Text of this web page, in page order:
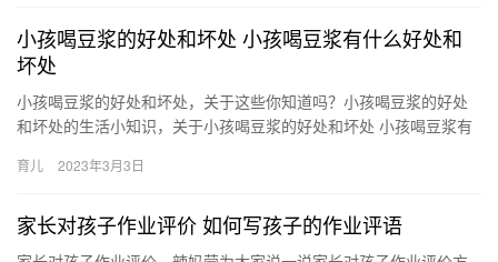
小孩喝豆浆的好处和坏处 小孩喝豆浆有什么好处和
坏处
小孩喝豆浆的好处和坏处，关于这些你知道吗？小孩喝豆浆的好处
和坏处的生活小知识，关于小孩喝豆浆的好处和坏处 小孩喝豆浆有
…
育儿 2023年3月3日
家长对孩子作业评价 如何写孩子的作业评语